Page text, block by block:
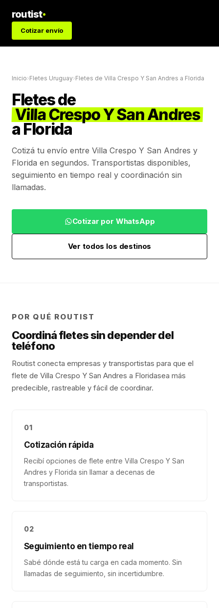
routist
Cotizar envío
Inicio›Fletes Uruguay›Fletes de Villa Crespo Y San Andres a Florida
Fletes de
Villa Crespo Y San Andres
a Florida
Cotizá tu envío entre Villa Crespo Y San Andres y
Florida en segundos. Transportistas disponibles,
seguimiento en tiempo real y coordinación sin
llamadas.
Cotizar por WhatsApp
Ver todos los destinos
POR QUÉ ROUTIST
Coordiná fletes sin depender del
teléfono
Routist conecta empresas y transportistas para que el
flete de Villa Crespo Y San Andres a Floridasea más
predecible, rastreable y fácil de coordinar.
01
Cotización rápida
Recibí opciones de flete entre Villa Crespo Y San
Andres y Florida sin llamar a decenas de
transportistas.
02
Seguimiento en tiempo real
Sabé dónde está tu carga en cada momento. Sin
llamadas de seguimiento, sin incertidumbre.